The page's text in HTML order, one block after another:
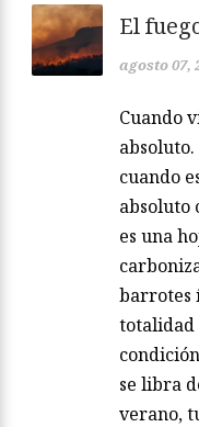
El
agosto 07,
Cuando
absoluto.
cuando
absoluto
es una
barrotes
totalidad
se libra
verano,